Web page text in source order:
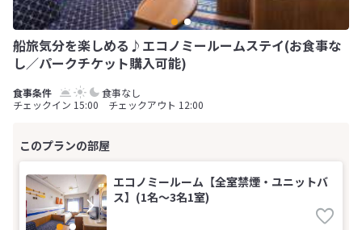
船旅気分を楽しめる♪エコノミールームステイ(お食事な
し／パークチケット購入可能)
食事なし
チェックイン 15:00 チェックアウト 12:00
エコノミールーム【全室禁煙・ユニットバ
ス】(1名～3名1室)